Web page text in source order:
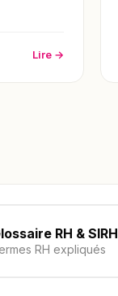
Lire →
RH & SIRH
RH expliqués